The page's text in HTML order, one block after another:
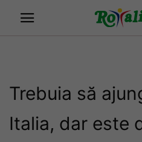
Trebuia să
Italia, dar este